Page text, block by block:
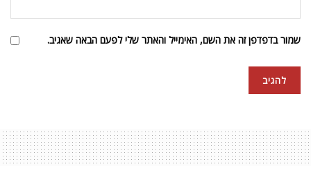
שמור בדפדפן זה את השם, האימייל והאתר שלי לפעם הבאה שאגיב.